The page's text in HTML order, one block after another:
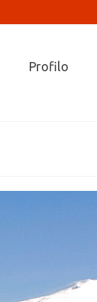
Profilo